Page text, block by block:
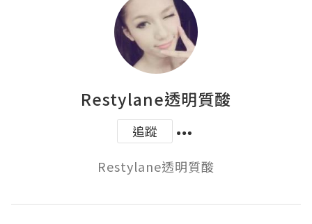
Restylane透明質酸
追蹤
Restylane透明質酸